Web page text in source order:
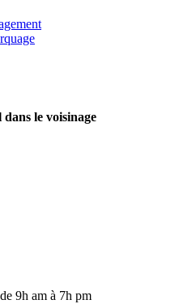
le voisinage
9h am à 7h pm